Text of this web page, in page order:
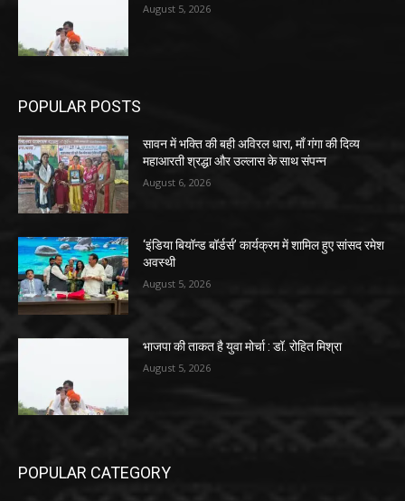
August 5, 2026
POPULAR POSTS
सावन में भक्ति की बही अविरल धारा, माँ गंगा की दिव्य
महाआरती श्रद्धा और उल्लास के साथ संपन्न
August 6, 2026
‘इंडिया बियॉन्ड बॉर्डर्स’ कार्यक्रम में शामिल हुए सांसद रमेश
अवस्थी
August 5, 2026
भाजपा की ताकत है युवा मोर्चा : डॉ. रोहित मिश्रा
August 5, 2026
POPULAR CATEGORY